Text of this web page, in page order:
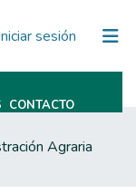
sesión (current)
CONTACTO
Agraria